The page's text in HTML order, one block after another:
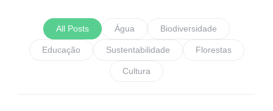
All Posts Água Biodiversidade
Educação Sustentabilidade Florestas
Cultura